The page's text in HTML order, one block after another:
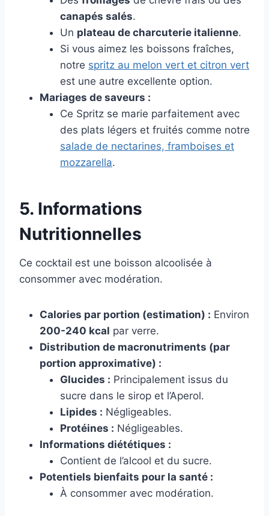
canapés salés.
Un plateau de charcuterie italienne.
Si vous aimez les boissons fraîches,
notre spritz au melon vert et citron vert
est une autre excellente option.
Mariages de saveurs :
Ce Spritz se marie parfaitement avec
des plats légers et fruités comme notre
salade de nectarines, framboises et
mozzarella.
5. Informations
Nutritionnelles
Ce cocktail est une boisson alcoolisée à
consommer avec modération.
Calories par portion (estimation) : Environ
200-240 kcal par verre.
Distribution de macronutriments (par
portion approximative) :
Glucides : Principalement issus du
sucre dans le sirop et l’Aperol.
Lipides : Négligeables.
Protéines : Négligeables.
Informations diététiques :
Contient de l’alcool et du sucre.
Potentiels bienfaits pour la santé :
À consommer avec modération.